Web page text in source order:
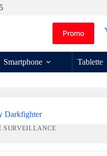
Promo
Smartphone Tablette
Darkfighter
SURVEILLANCE